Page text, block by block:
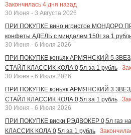
Закончилась 4 дня назад
30 Июня - 3 Августа 2026
ПРИ ПОКУПКЕ вино игристое МОНДОРО
конфеты АДЕЛЬ с миндалем 150г за 1
30 Июня - 6 Июля 2026
ПРИ ПОКУПКЕ коньяк АРМЯНСКИЙ 5
СТАЙЛ КЛАССИК КОЛА 0,5л за 1 рубль
30 Июня - 6 Июля 2026
ПРИ ПОКУПКЕ коньяк АРМЯНСКИЙ 3
СТАЙЛ КЛАССИК КОЛА 0,5л за 1 рубль
30 Июня - 6 Июля 2026
ПРИ ПОКУПКЕ виски РЭДВОКЕР 0,5л газ
КЛАССИК КОЛА 0,5л за 1 рубль